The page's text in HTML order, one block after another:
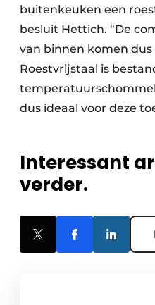
buitenkeuken een
besluit Hettich. “De
van binnen komen
Roestvrijstaal is
dus ideaal voor deze
Interessant
verder.